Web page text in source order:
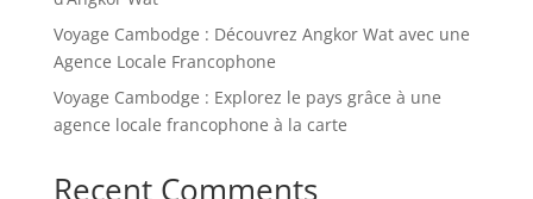
Voyage Cambodge : Découvrez Angkor Wat avec une
Agence Locale Francophone
Voyage Cambodge : Explorez le pays grâce à une
agence locale francophone à la carte
Recent Comments